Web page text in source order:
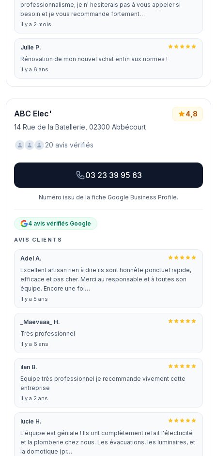
professionnalisme, je n' hesiterais pas à vous appeler si
besoin et je vous recommande fortement…
il y a 2 mois
Julie P.
Rénovation de mon nouvel achat enfin aux normes !
il y a 6 ans
ABC Elec'
14 Rue de la Batellerie, 02300 Abbécourt
4,8
20 avis vérifiés
03 23 39 95 63
Numéro issu de la fiche Google Business Profile.
4 avis vérifiés Google
AVIS CLIENTS
Adel A.
Excellent artisan rien à dire ils sont honnête ponctuel rapide,
efficace et pas cher. Merci au responsable et à toutes son
équipe. Encore une foi…
il y a 5 ans
_Maevaaa_ H.
Très professionnel
il y a 6 ans
ilan B.
Equipe très professionnel je recommande vivement cette
entreprise
il y a 2 ans
lucie H.
L'équipe est géniale ! Ils ont complètement refait l'électricité
et la plomberie chez nous. Les évacuations, les luminaires, et
la domotique (pr…